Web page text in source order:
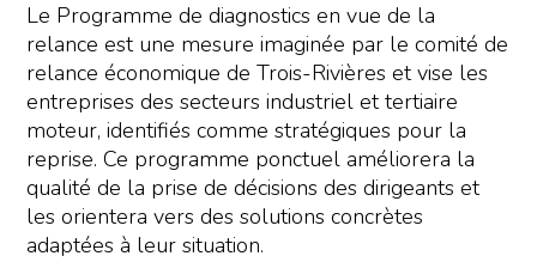
Le Programme de diagnostics en vue de la
relance est une mesure imaginée par le comité de
relance économique de Trois-Rivières et vise les
entreprises des secteurs industriel et tertiaire
moteur, identifiés comme stratégiques pour la
reprise. Ce programme ponctuel améliorera la
qualité de la prise de décisions des dirigeants et
les orientera vers des solutions concrètes
adaptées à leur situation.